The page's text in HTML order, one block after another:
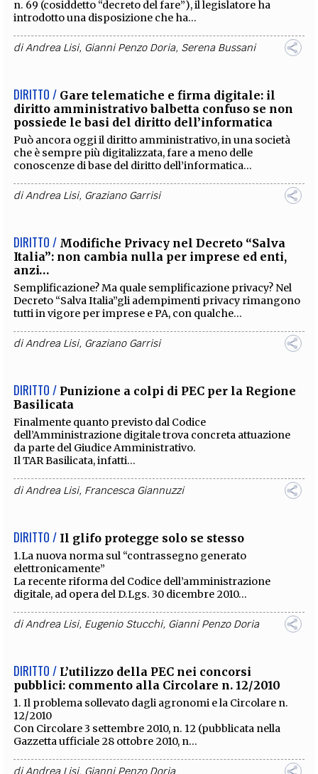
n. 69 (cosiddetto “decreto del fare”), il legislatore ha
introdotto una disposizione che ha...
diAndrea Lisi, Gianni Penzo Doria, Serena Bussani
DIRITTO / Gare telematiche e firma digitale: il
diritto amministrativo balbetta confuso se non
possiede le basi del diritto dell’informatica
Può ancora oggi il diritto amministrativo, in una società
che è sempre più digitalizzata, fare a meno delle
conoscenze di base del diritto dell’informatica...
diAndrea Lisi, Graziano Garrisi
DIRITTO / Modifiche Privacy nel Decreto “Salva
Italia”: non cambia nulla per imprese ed enti,
anzi…
Semplificazione? Ma quale semplificazione privacy? Nel
Decreto “Salva Italia”gli adempimenti privacy rimangono
tutti in vigore per imprese e PA, con qualche...
diAndrea Lisi, Graziano Garrisi
DIRITTO / Punizione a colpi di PEC per la Regione
Basilicata
Finalmente quanto previsto dal Codice
dell’Amministrazione digitale trova concreta attuazione
da parte del Giudice Amministrativo.
Il TAR Basilicata, infatti...
diAndrea Lisi, Francesca Giannuzzi
DIRITTO / Il glifo protegge solo se stesso
1.La nuova norma sul “contrassegno generato
elettronicamente”
La recente riforma del Codice dell’amministrazione
digitale, ad opera del D.Lgs. 30 dicembre 2010...
diAndrea Lisi, Eugenio Stucchi, Gianni Penzo Doria
DIRITTO / L’utilizzo della PEC nei concorsi
pubblici: commento alla Circolare n. 12/2010
1. Il problema sollevato dagli agronomi e la Circolare n.
12/2010
Con Circolare 3 settembre 2010, n. 12 (pubblicata nella
Gazzetta ufficiale 28 ottobre 2010, n...
diAndrea Lisi, Gianni Penzo Doria